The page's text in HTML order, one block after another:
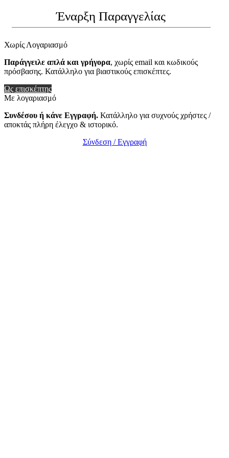
Έναρξη Παραγγελίας
Χωρίς Λογαριασμό
Παράγγειλε απλά και γρήγορα, χωρίς email και κωδικούς
πρόσβασης. Κατάλληλο για βιαστικούς επισκέπτες.
Ως επισκέπτης
Με λογαριασμό
Συνδέσου ή κάνε Εγγραφή. Κατάλληλο για συχνούς χρήστες /
αποκτάς πλήρη έλεγχο & ιστορικό.
Σύνδεση / Εγγραφή